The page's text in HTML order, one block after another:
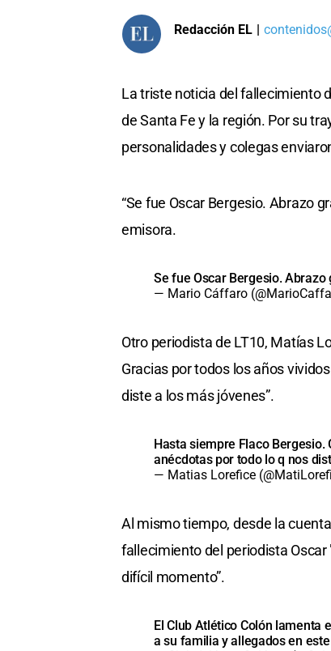
Redacción EL |
La triste noticia del fallecimiento
de Santa Fe y la región. Por su
personalidades y colegas
“Se fue Oscar Bergesio. Abrazo
emisora.
Se fue Oscar Bergesio.
— Mario Cáffaro
Otro periodista de LT10, Matías
Gracias por todos los años
diste a los más jóvenes”.
Hasta siempre Flaco
anécdotas por todo lo q nos
— Matias Lorefice
Al mismo tiempo, desde la
fallecimiento del periodista
difícil momento”.
El Club Atlético Colón lamenta
a su familia y allegados en